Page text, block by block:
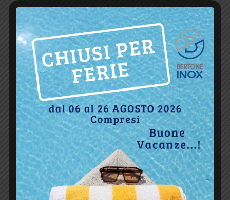
Per raggiungere quest’obbiettivo, impieghiamo
tutta la nostra esperienza e professionalità,
selezionando le migliori materie prime che
opportunamente lavorate, vengono immesse sul
mercato con un buon rapporto qualità-prezzo.
Puntualità, celerità nelle consegne e totale
assistenza sono i nostri punti di forza.
Garantiamo al cliente una cura particolare,
consigliandogli le migliori soluzioni per qualsiasi
esigenza nei settori termoidraulici ed edili dove
vengono impiegati i nostri prodotti (mono o
doppia parete e relativi accessori)
Realizziamo i nostri prodotti dedicando
particolare attenzione al rispetto delle normative
vigenti ,questo ci permette di
garantire la